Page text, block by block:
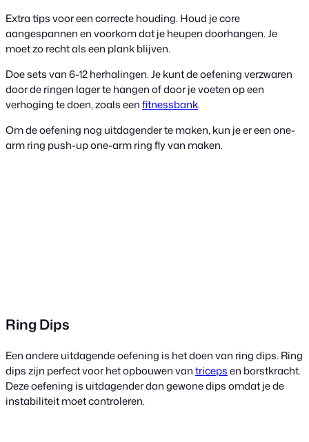
Extra tips voor een correcte houding. Houd je core
aangespannen en voorkom dat je heupen doorhangen. Je
moet zo recht als een plank blijven.
Doe sets van 6-12 herhalingen. Je kunt de oefening verzwaren
door de ringen lager te hangen of door je voeten op een
verhoging te doen, zoals eenfitnessbank.
Om de oefening nog uitdagender te maken, kun je er een one-
arm ring push-up one-arm ring fly van maken.
Ring Dips
Een andere uitdagende oefening is het doen van ring dips. Ring
dips zijn perfect voor het opbouwen vantricepsen borstkracht.
Deze oefening is uitdagender dan gewone dips omdat je de
instabiliteit moet controleren.